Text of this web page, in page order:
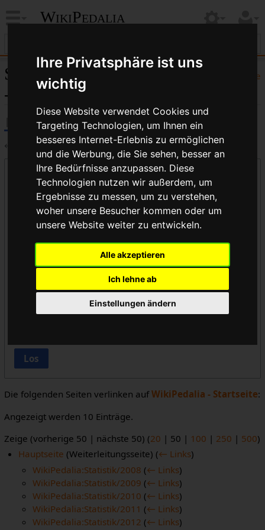
Ihre Privatsphäre ist uns
wichtig
Diese Website verwendet Cookies und
Targeting Technologien, um Ihnen ein
besseres Internet-Erlebnis zu ermöglichen
und die Werbung, die Sie sehen, besser an
Ihre Bedürfnisse anzupassen. Diese
Technologien nutzen wir außerdem, um
Ergebnisse zu messen, um zu verstehen,
woher unsere Besucher kommen oder um
unsere Website weiter zu entwickeln.
Alle akzeptieren
Ich lehne ab
Einstellungen ändern
WikiPedalia
Hilfe
Seiten, die auf „WikiPedalia
- Startseite“ verlinken
← WikiPedalia - Startseite
Links auf diese Seite
Seite:
Namensraum:
Vorlageneinbindungen ausblenden
Links ausblenden
Los
Die folgenden Seiten verlinken aufWikiPedalia - Startseite:
Angezeigt werden 10 Einträge.
Zeige (vorherige 50 | nächste 50) (20 | 50 | 100 | 250 | 500)
Hauptseite (Weiterleitungsseite) (← Links)
WikiPedalia:Statistik/2008 (← Links)
WikiPedalia:Statistik/2009 (← Links)
WikiPedalia:Statistik/2010 (← Links)
WikiPedalia:Statistik/2011 (← Links)
WikiPedalia:Statistik/2012 (← Links)